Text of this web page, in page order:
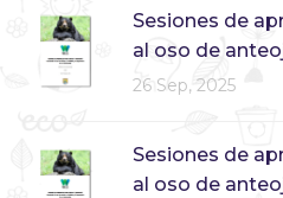
Sesiones de
al oso de
26 Sep, 2025
Sesiones de
al oso de